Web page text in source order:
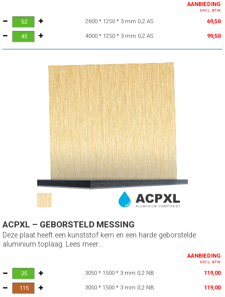
AANBIEDING
EXCL. BTW
2600 * 1250 * 3 mm 0,2 AS 69,50
4000 * 1250 * 3 mm 0,2 AS 99,50
ACPXL – GEBORSTELD MESSING
Deze plaat heeft een kunststof kern en een harde geborstelde
aluminium toplaag. Lees meer...
AANBIEDING
EXCL. BTW
3050 * 1500 * 3 mm 0,2 NB 119,00
3050 * 1500 * 3 mm 0,2 NB 119,00